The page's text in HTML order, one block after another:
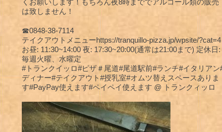
くお願いします！もちろん夜8時まででアルコール類の販売
は致しません！
☎︎0848-38-7114
テイクアウトメニューhttps://tranquillo-pizza.jp/wpsite/?cat=4
お昼: 11:30~14:00 夜: 17:30~20:00(通常は21:00まで) 定休日:
毎週火曜、水曜定
#トランクイッロ#ピザ＃尾道#尾道駅前#ランチ#イタリアン
ディナー#テイクアウト#授乳室#オムツ替えスペースありま
す#PayPay使えます#ペイペイ使えます @ トランクィッロ